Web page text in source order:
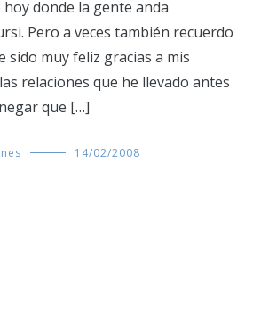
donde la gente anda
Pero a veces también recuerdo
sido muy feliz gracias a mis
relaciones que he llevado antes
que […]
14/02/2008